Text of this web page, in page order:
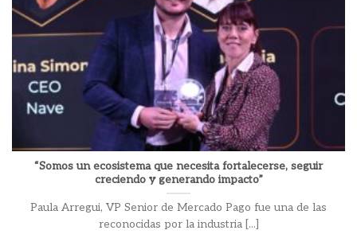
“Somos un ecosistema que necesita fortalecerse, seguir
creciendo y generando impacto”
Paula Arregui, VP Senior de Mercado Pago fue una de las
reconocidas por la industria [...]